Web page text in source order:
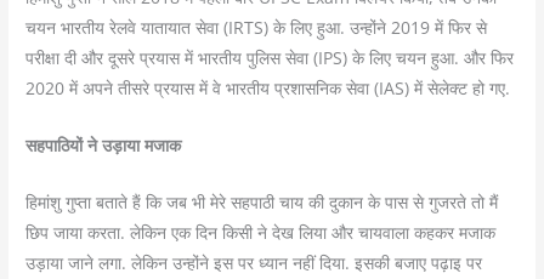
चयन भारतीय रेलवे यातायात सेवा (IRTS) के लिए हुआ. उन्होंने 2019 में फिर से
परीक्षा दी और दूसरे प्रयास में भारतीय पुलिस सेवा (IPS) के लिए चयन हुआ. और फिर
2020 में अपने तीसरे प्रयास में वे भारतीय प्रशासनिक सेवा (IAS) में सेलेक्ट हो गए.
सहपाठियों ने उड़ाया मजाक
हिमांशु गुप्ता बताते हैं कि जब भी मेरे सहपाठी चाय की दुकान के पास से गुजरते तो मैं
छिप जाया करता. लेकिन एक दिन किसी ने देख लिया और चायवाला कहकर मजाक
उड़ाया जाने लगा. लेकिन उन्होंने इस पर ध्यान नहीं दिया. इसकी बजाए पढ़ाइ पर